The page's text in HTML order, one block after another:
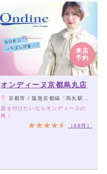
来店
予約
オンディーヌ京都烏丸店
京都市 / 阪急京都線「烏丸駅」、地下鉄烏丸線「四条」駅22番出口より徒歩2分
差を付けたいならオンディーヌの
袴！
（48件）